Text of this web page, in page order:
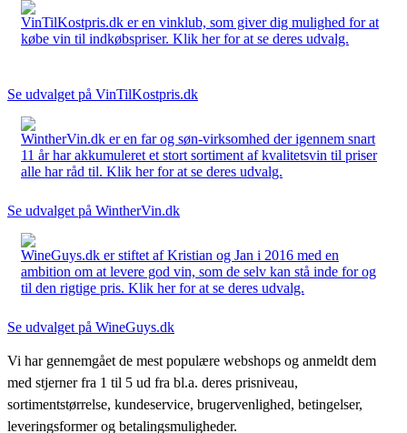
VinTilKostpris.dk er en vinklub, som giver dig mulighed for at
købe vin til indkøbspriser. Klik her for at se deres udvalg.
Se udvalget på VinTilKostpris.dk
WintherVin.dk er en far og søn-virksomhed der igennem snart
11 år har akkumuleret et stort sortiment af kvalitetsvin til priser
alle har råd til. Klik her for at se deres udvalg.
Se udvalget på WintherVin.dk
WineGuys.dk er stiftet af Kristian og Jan i 2016 med en
ambition om at levere god vin, som de selv kan stå inde for og
til den rigtige pris. Klik her for at se deres udvalg.
Se udvalget på WineGuys.dk
Vi har gennemgået de mest populære webshops og anmeldt dem
med stjerner fra 1 til 5 ud fra bl.a. deres prisniveau,
sortimentstørrelse, kundeservice, brugervenlighed, betingelser,
leveringsformer og betalingsmuligheder.